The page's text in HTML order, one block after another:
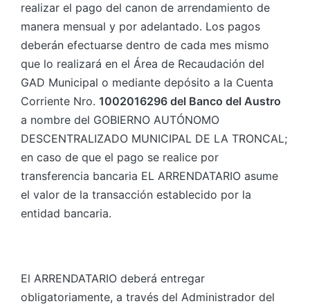
realizar el pago del canon de arrendamiento de
manera mensual y por adelantado. Los pagos
deberán efectuarse dentro de cada mes mismo
que lo realizará en el Área de Recaudación del
GAD Municipal o mediante depósito a la Cuenta
Corriente Nro. 1002016296 del Banco del Austro
a nombre del GOBIERNO AUTÓNOMO
DESCENTRALIZADO MUNICIPAL DE LA TRONCAL;
en caso de que el pago se realice por
transferencia bancaria EL ARRENDATARIO asume
el valor de la transacción establecido por la
entidad bancaria.
El ARRENDATARIO deberá entregar
obligatoriamente, a través del Administrador del